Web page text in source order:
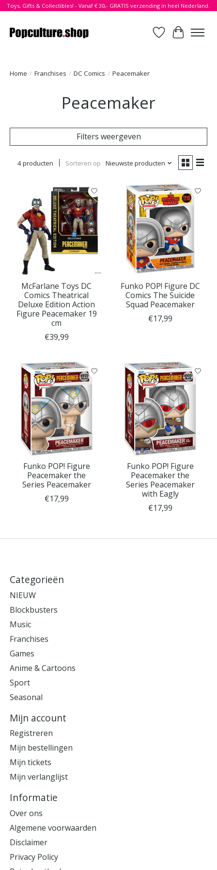
Toys, Gifts & Collectibles! - Vanaf € 30,- GRATIS verzending in heel Nederland.
Verlanglijst
Home / Franchises / DC Comics / Peacemaker
Peacemaker
Filters weergeven
4 producten Sorteren op Nieuwste producten
McFarlane Toys DC
Comics Theatrical
Deluxe Edition Action
Figure Peacemaker 19
cm
€39,99
Funko POP! Figure DC
Comics The Suicide
Squad Peacemaker
€17,99
Funko POP! Figure
Peacemaker the
Series Peacemaker
€17,99
Funko POP! Figure
Peacemaker the
Series Peacemaker
with Eagly
€17,99
Categorieën
NIEUW
Blockbusters
Music
Franchises
Games
Anime & Cartoons
Sport
Seasonal
Mijn account
Registreren
Mijn bestellingen
Mijn tickets
Mijn verlanglijst
Informatie
Over ons
Algemene voorwaarden
Disclaimer
Privacy Policy